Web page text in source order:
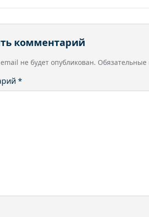
комментарий
не будет опубликован.
*